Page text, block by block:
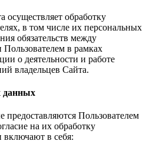
обработку
в том числе их персональных
обязательств между
в рамках
о деятельности и работе
владельцев Сайта.
данных
Пользователем
на их обработку
в себя: